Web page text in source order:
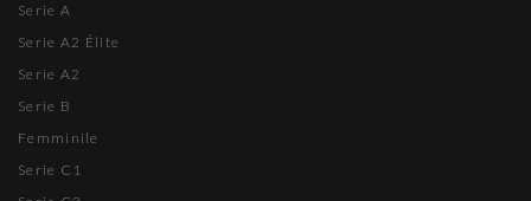
Serie A
Serie A2 Élite
Serie A2
Serie B
Femminile
Serie C1